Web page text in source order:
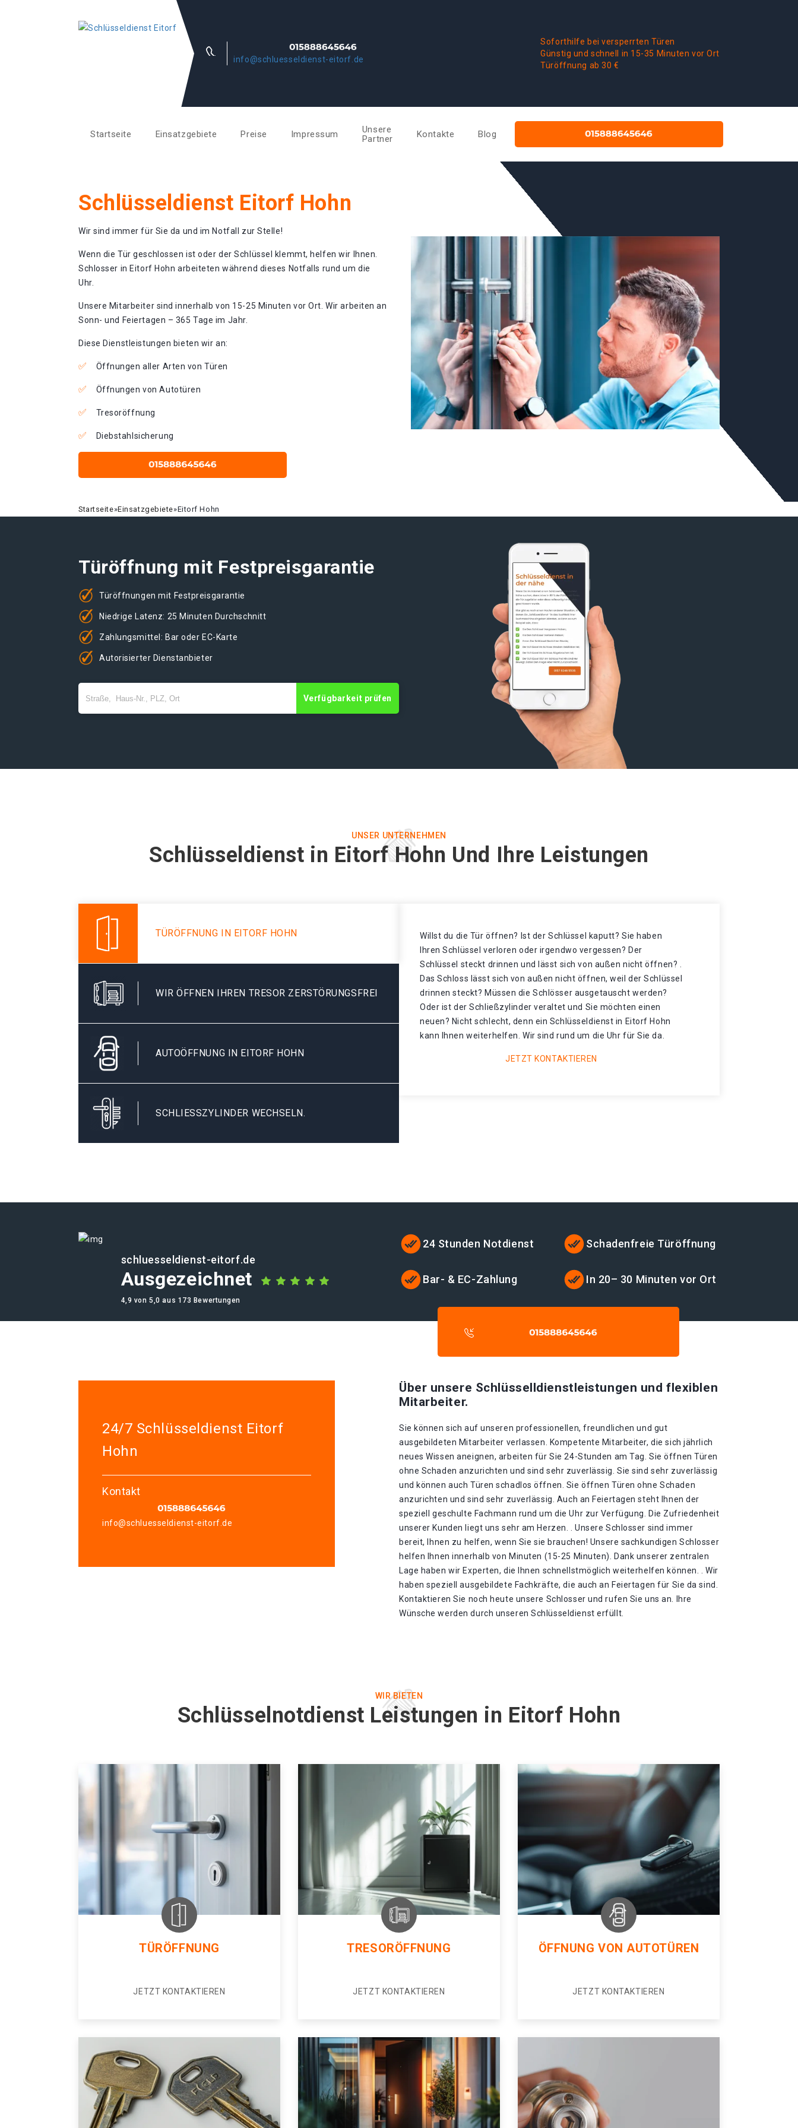
info@schluesseldienst-eitorf.de
Soforthilfe bei versperrten Türen
Günstig und schnell in 15-35 Minuten vor Ort
Türöffnung ab 30 €
Startseite Einsatzgebiete Preise Impressum
Unsere
Partner
Kontakte Blog
Schlüsseldienst Eitorf Hohn
Wir sind immer für Sie da und im Notfall zur Stelle!
Wenn die Tür geschlossen ist oder der Schlüssel klemmt, helfen wir Ihnen.
Schlosser in Eitorf Hohn arbeiteten während dieses Notfalls rund um die
Uhr.
Unsere Mitarbeiter sind innerhalb von 15-25 Minuten vor Ort. Wir arbeiten an
Sonn- und Feiertagen – 365 Tage im Jahr.
Diese Dienstleistungen bieten wir an:
Öffnungen aller Arten von Türen
Öffnungen von Autotüren
Tresoröffnung
Diebstahlsicherung
Startseite»Einsatzgebiete»Eitorf Hohn
Türöffnung mit Festpreisgarantie
Türöffnungen mit Festpreisgarantie
Niedrige Latenz: 25 Minuten Durchschnitt
Zahlungsmittel: Bar oder EC-Karte
Autorisierter Dienstanbieter
Verfügbarkeit prüfen
UNSER UNTERNEHMEN
Schlüsseldienst in Eitorf Hohn Und Ihre Leistungen
TÜRÖFFNUNG IN EITORF HOHN
WIR ÖFFNEN IHREN TRESOR ZERSTÖRUNGSFREI
AUTOÖFFNUNG IN EITORF HOHN
SCHLIESSZYLINDER WECHSELN.
Willst du die Tür öffnen? Ist der Schlüssel kaputt? Sie haben
Ihren Schlüssel verloren oder irgendwo vergessen? Der
Schlüssel steckt drinnen und lässt sich von außen nicht öffnen? .
Das Schloss lässt sich von außen nicht öffnen, weil der Schlüssel
drinnen steckt? Müssen die Schlösser ausgetauscht werden?
Oder ist der Schließzylinder veraltet und Sie möchten einen
neuen? Nicht schlecht, denn ein Schlüsseldienst in Eitorf Hohn
kann Ihnen weiterhelfen. Wir sind rund um die Uhr für Sie da.
JETZT KONTAKTIEREN
schluesseldienst-eitorf.de
Ausgezeichnet
4,9 von 5,0 aus 173 Bewertungen
24 Stunden Notdienst Schadenfreie Türöffnung
Bar- & EC-Zahlung In 20– 30 Minuten vor Ort
24/7 Schlüsseldienst Eitorf
Hohn
Kontakt
info@schluesseldienst-eitorf.de
Über unsere Schlüsselldienstleistungen und flexiblen
Mitarbeiter.
Sie können sich auf unseren professionellen, freundlichen und gut
ausgebildeten Mitarbeiter verlassen. Kompetente Mitarbeiter, die sich jährlich
neues Wissen aneignen, arbeiten für Sie 24-Stunden am Tag. Sie öffnen Türen
ohne Schaden anzurichten und sind sehr zuverlässig. Sie sind sehr zuverlässig
und können auch Türen schadlos öffnen. Sie öffnen Türen ohne Schaden
anzurichten und sind sehr zuverlässig. Auch an Feiertagen steht Ihnen der
speziell geschulte Fachmann rund um die Uhr zur Verfügung. Die Zufriedenheit
unserer Kunden liegt uns sehr am Herzen. . Unsere Schlosser sind immer
bereit, Ihnen zu helfen, wenn Sie sie brauchen! Unsere sachkundigen Schlosser
helfen Ihnen innerhalb von Minuten (15-25 Minuten). Dank unserer zentralen
Lage haben wir Experten, die Ihnen schnellstmöglich weiterhelfen können. . Wir
haben speziell ausgebildete Fachkräfte, die auch an Feiertagen für Sie da sind.
Kontaktieren Sie noch heute unsere Schlosser und rufen Sie uns an. Ihre
Wünsche werden durch unseren Schlüsseldienst erfüllt.
WIR BIETEN
Schlüsselnotdienst Leistungen in Eitorf Hohn
TÜRÖFFNUNG
JETZT KONTAKTIEREN
TRESORÖFFNUNG
JETZT KONTAKTIEREN
ÖFFNUNG VON AUTOTÜREN
JETZT KONTAKTIEREN